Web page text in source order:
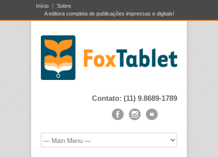
Início
Sobre
A editora completa de publicações impressas e digitais!
Contato: (11) 9.8689-1789